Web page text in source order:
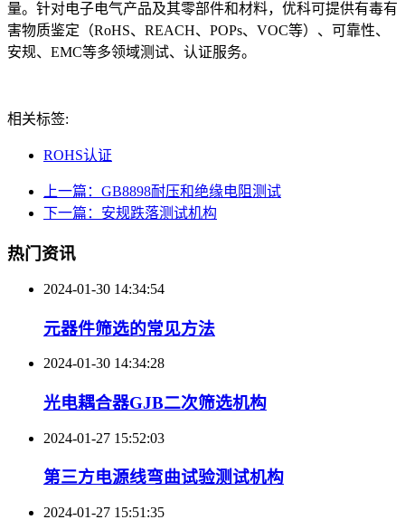
量。针对电子电气产品及其零部件和材料，优科可提供有毒有
害物质鉴定（RoHS、REACH、POPs、VOC等）、可靠性、
安规、EMC等多领域测试、认证服务。
相关标签:
ROHS认证
上一篇：GB8898耐压和绝缘电阻测试
下一篇：安规跌落测试机构
热门资讯
2024-01-30 14:34:54
元器件筛选的常见方法
2024-01-30 14:34:28
光电耦合器GJB二次筛选机构
2024-01-27 15:52:03
第三方电源线弯曲试验测试机构
2024-01-27 15:51:35